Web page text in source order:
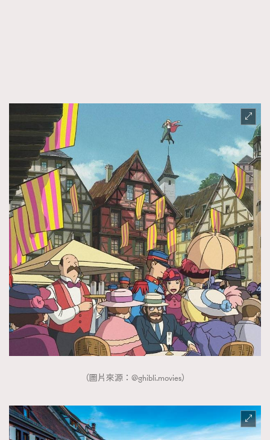
（圖片來源：@ghibli.movies）